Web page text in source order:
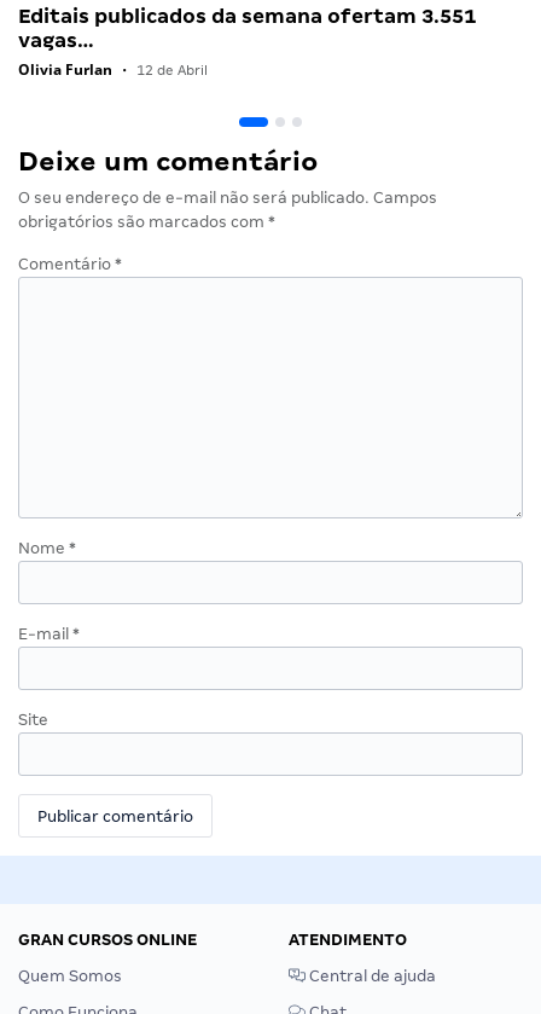
Editais publicados da semana ofertam 3.551
vagas…
Olivia Furlan • 12 de Abril
Deixe um comentário
O seu endereço de e-mail não será publicado. Campos
obrigatórios são marcados com *
Comentário *
Nome *
E-mail *
Site
GRAN CURSOS ONLINE
Quem Somos
ATENDIMENTO
Central de ajuda